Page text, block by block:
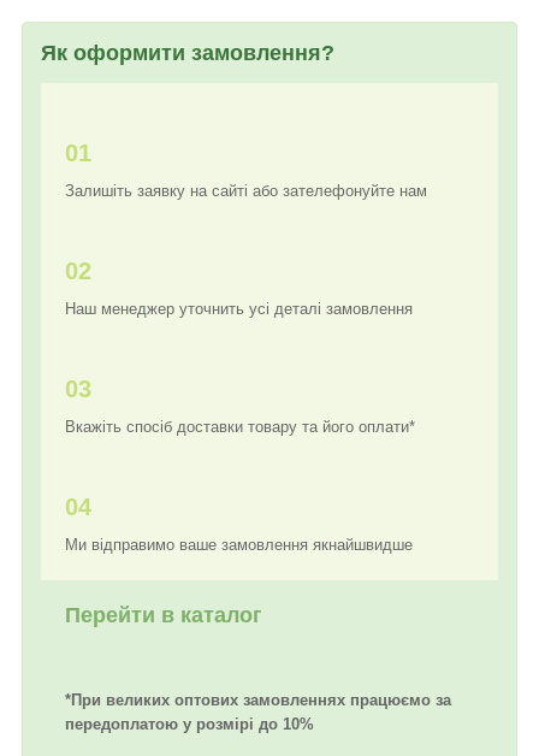
Як оформити замовлення?
01
Залишіть заявку на сайті або зателефонуйте нам
02
Наш менеджер уточнить усі деталі замовлення
03
Вкажіть спосіб доставки товару та його оплати*
04
Ми відправимо ваше замовлення якнайшвидше
Перейти в каталог
*При великих оптових замовленнях працюємо за
передоплатою у розмірі до 10%